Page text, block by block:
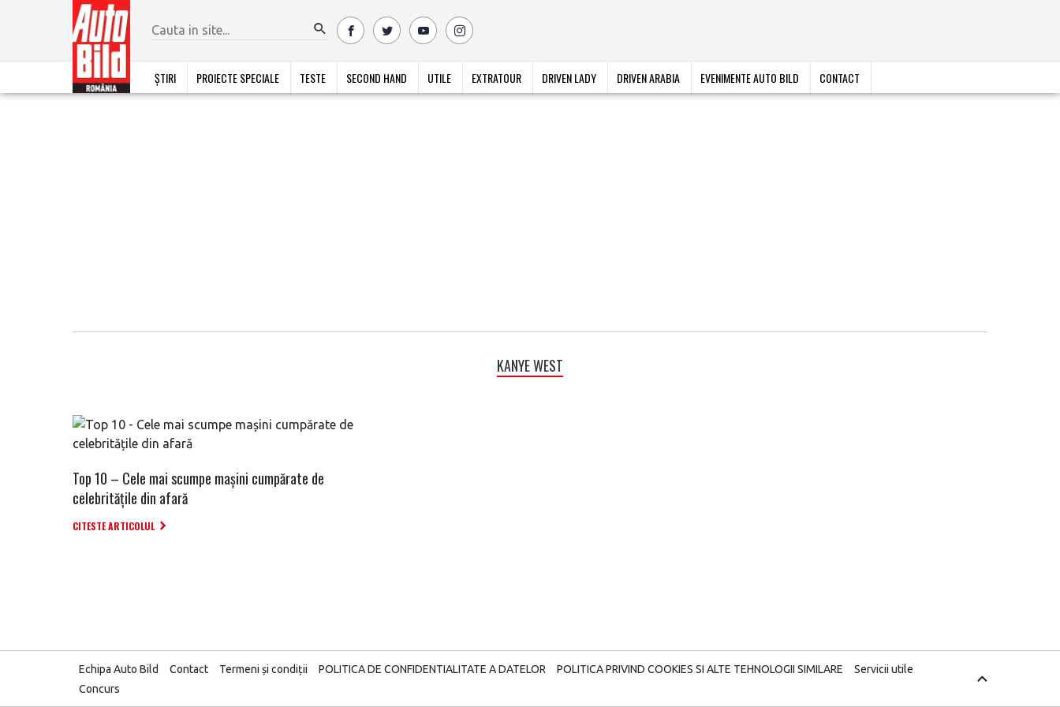
ȘTIRI PROIECTE SPECIALE TESTE SECOND HAND UTILE EXTRATOUR DRIVEN LADY DRIVEN ARABIA EVENIMENTE AUTO BILD CONTACT
KANYE WEST
Top 10 – Cele mai scumpe mașini cumpărate de
celebritățile din afară
CITESTE ARTICOLUL
Echipa Auto Bild Contact Termeni și condiții POLITICA DE CONFIDENTIALITATE A DATELOR POLITICA PRIVIND COOKIES SI ALTE TEHNOLOGII SIMILARE
Servicii utile
Concurs